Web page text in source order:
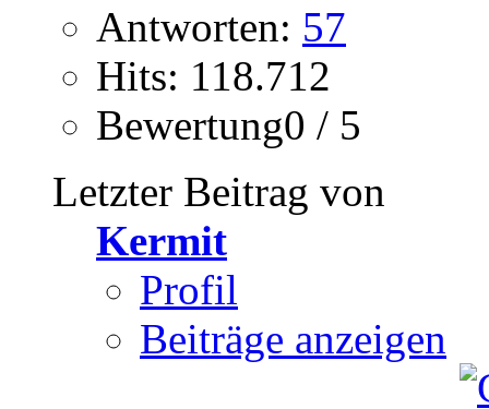
Antworten: 57
Hits: 118.712
Bewertung0 / 5
Letzter Beitrag von
Kermit
Profil
Beiträge anzeigen